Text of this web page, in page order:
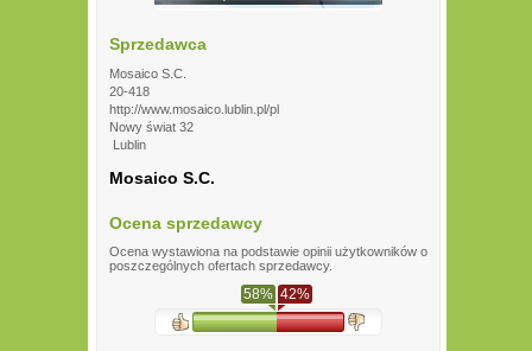
Sprzedawca
Mosaico S.C.
20-418
http://www.mosaico.lublin.pl/pl
Nowy świat 32
Lublin
Mosaico S.C.
Ocena sprzedawcy
Ocena wystawiona na podstawie opinii użytkowników o
poszczególnych ofertach sprzedawcy.
58% 42%